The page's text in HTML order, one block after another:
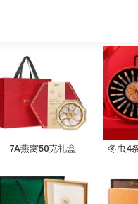
7A燕窝50克礼盒 冬虫4